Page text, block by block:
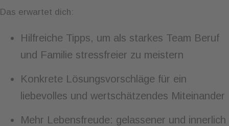
Das erwartet dich:
Hilfreiche Tipps, um als starkes Team Beruf
und Familie stressfreier zu meistern
Konkrete Lösungsvorschläge für ein
liebevolles und wertschätzendes Miteinander
Mehr Lebensfreude: gelassener und innerlich